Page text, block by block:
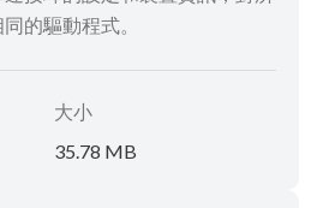
的驅動程式。
大小
35.78 MB